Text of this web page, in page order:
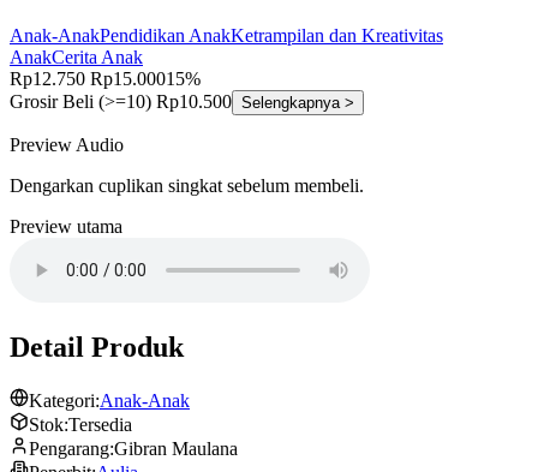
Anak-AnakPendidikan AnakKetrampilan dan Kreativitas
AnakCerita Anak
Rp12.750 Rp15.00015%
GrosirBeli (>=10) Rp10.500 Selengkapnya >
Preview Audio
Dengarkan cuplikan singkat sebelum membeli.
Preview utama
Detail Produk
Kategori:Anak-Anak
Stok:Tersedia
Pengarang:Gibran Maulana